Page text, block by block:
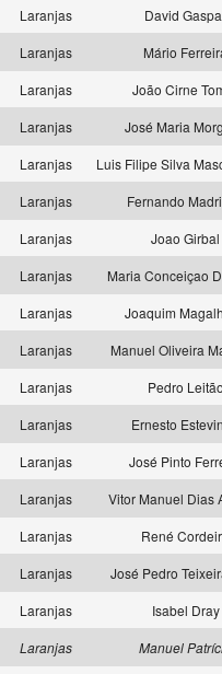
Laranjas
David
Laranjas
Mário
Laranjas
João Cirne
Laranjas
José Maria
Laranjas
Luis Filipe Silva
Laranjas
Fernando
Laranjas
Joao Girbal
Laranjas
Maria Conceiçao
Laranjas
Joaquim
Laranjas
Manuel Oliveira
Laranjas
Pedro
Laranjas
Ernesto
Laranjas
José Pinto
Laranjas
Vitor Manuel Dias
Laranjas
René
Laranjas
José Pedro
Laranjas
Isabel Dray
Laranjas Manuel